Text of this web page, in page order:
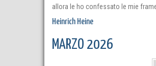
allora le ho confessato le mie
Heinrich Heine
MARZO 2026